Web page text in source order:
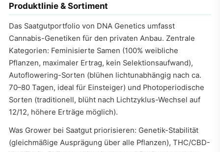
Produktlinie & Sortiment
Das Saatgutportfolio von DNA Genetics umfasst
Cannabis-Genetiken für den privaten Anbau. Zentrale
Kategorien: Feminisierte Samen (100% weibliche
Pflanzen, maximaler Ertrag, kein Selektionsaufwand),
Autoflowering-Sorten (blühen lichtunabhängig nach ca.
70–80 Tagen, ideal für Einsteiger) und Photoperiodische
Sorten (traditionell, blüht nach Lichtzyklus-Wechsel auf
12/12, höhere Erträge möglich).
Was Grower bei Saatgut priorisieren: Genetik-Stabilität
(gleichmäßige Ausprägung über alle Pflanzen), THC/CBD-